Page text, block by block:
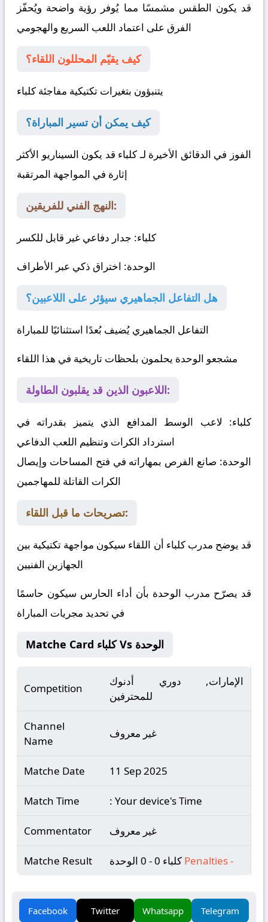
قد يكون الطقس مشمسًا مما يُوفر رؤية واضحة ويُحفّز
الفرق على اعتماد اللعب السريع والهجومي
كيف يقيّم المحللون اللقاء؟
يتنبؤون بتغيرات تكتيكية مفاجئة كلباء
كيف يمكن أن تسير المباراة؟
الفوز في الدقائق الأخيرة لـ كلباء قد يكون السيناريو الأكثر
إثارة في المواجهة المرتقبة
النهج الفني للفريقين:
كلباء: جدار دفاعي غير قابل للكسر
الوحدة: اختراق ذكي عبر الأطراف
هل التفاعل الجماهيري سيؤثر على اللاعبين؟
التفاعل الجماهيري يُضيف بُعدًا استثنائيًا للمباراة
مشجعو الوحدة يحلمون بلحظات تاريخية في هذا اللقاء
اللاعبون الذين قد يقلبون الطاولة:
كلباء: لاعب الوسط المدافع الذي يتميز بقدراته في
استرداد الكرات وتنظيم اللعب الدفاعي
الوحدة: صانع الفرص بمهاراته في فتح المساحات وإيصال
الكرات القاتلة للمهاجمين
تصريحات ما قبل اللقاء:
قد يوضح مدرب كلباء أن اللقاء سيكون مواجهة تكتيكية بين
الجهازين الفنيين
قد يصرّح مدرب الوحدة بأن أداء الحارس سيكون حاسمًا
في تحديد مجريات المباراة
Matche Card كلباء Vs الوحدة
Competition
الإمارات, دوري أدنوك
للمحترفين
Channel
Name
غير معروف
Matche Date 11 Sep 2025
Match Time : Your device's Time
Commentator غير معروف
Matche Result Penalties-
Facebook Twitter Whatsapp Telegram